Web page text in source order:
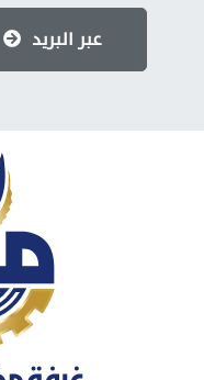
عبر البريد